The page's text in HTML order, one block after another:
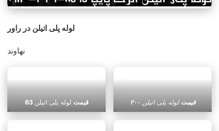
لوله پلی اتیلن در راور
نهاوند
قیمت لوله پلی اتیلن63 قیمت لوله پلی اتیلن ۲۰۰